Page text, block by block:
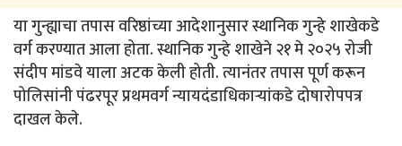
या गुन्ह्याचा तपास वरिष्ठांच्या आदेशानुसार स्थानिक गुन्हे शाखेकडे
वर्ग करण्यात आला होता. स्थानिक गुन्हे शाखेने २१ मे २०२५ रोजी
संदीप मांडवे याला अटक केली होती. त्यानंतर तपास पूर्ण करून
पोलिसांनी पंढरपूर प्रथमवर्ग न्यायदंडाधिकाऱ्यांकडे दोषारोपपत्र
दाखल केले.